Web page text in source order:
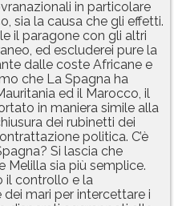
in particolare
sia la causa che gli effetti.
il paragone con gli altri
ed escluderei pure la
dalle coste Africane e
che La Spagna ha
ed il Marocco, il
in maniera simile alla
dei rubinetti dei
politica. C’è
Si lascia che
Melilla sia più semplice.
il controllo e la
mari per intercettare i